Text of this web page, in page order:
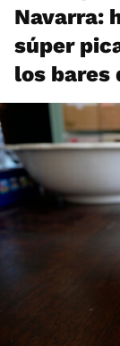
Navarra:
súper
los bares